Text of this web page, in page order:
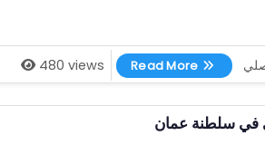
480 views Read More
اصدق شيخ روحاني في البحرين الموصلي
في سلطنة عمان